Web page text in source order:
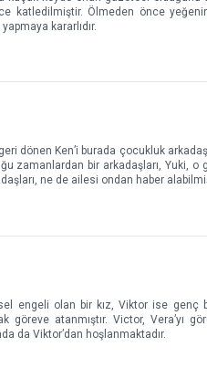
katledilmiştir. Ölmeden önce
kararlıdır.
dönen Ken’i burada çocukluk
zamanlardan bir arkadaşları, Yuki,
ne de ailesi ondan haber
engeli olan bir kız, Viktor ise genç
göreve atanmıştır. Victor, Vera’yı
da Viktor’dan hoşlanmaktadır.